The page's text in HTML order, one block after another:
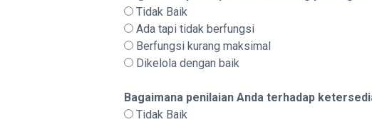
Tidak Baik
Ada tapi tidak berfungsi
Berfungsi kurang maksimal
Dikelola dengan baik
Bagaimana penilaian Anda terhadap
Tidak Baik